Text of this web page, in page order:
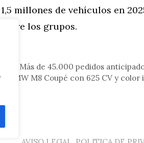
millones de vehículos en
entre los grupos.
SE: Más de 45.000 pedidos
BMW M8 Coupé con 625 CV y color